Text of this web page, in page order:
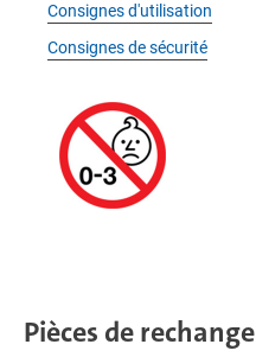
Consignes d'utilisation
Consignes de sécurité
Pièces de rechange